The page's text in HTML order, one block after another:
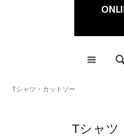
Tシャツ・カットソー
Tシャツ